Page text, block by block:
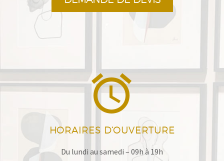


HORAIRES D’OUVERTURE
Du lundi au samedi – 09h à 19h